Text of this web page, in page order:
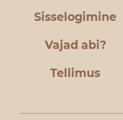
Sisselogimine
Vajad abi?
Tellimus